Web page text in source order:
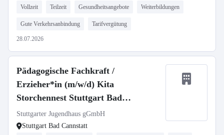
Vollzeit Teilzeit Gesundheitsangebote Weiterbildungen
Gute Verkehrsanbindung Tarifvergütung
28.07.2026
Pädagogische Fachkraft /
Erzieher*in (m/w/d) Kita
Storchennest Stuttgart Bad
Cannstatt
Stuttgarter Jugendhaus gGmbH
Stuttgart Bad Cannstatt